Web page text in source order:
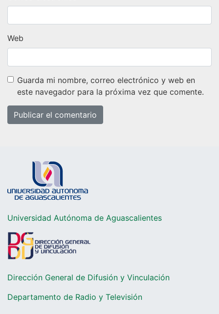
Web
Guarda mi nombre, correo electrónico y web en
este navegador para la próxima vez que comente.
Universidad Autónoma de Aguascalientes
Dirección General de Difusión y Vinculación
Departamento de Radio y Televisión